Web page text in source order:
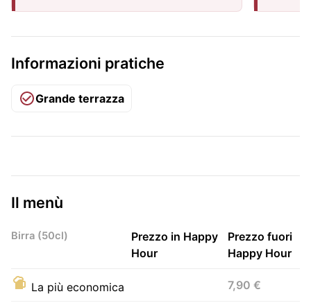
Informazioni pratiche
Grande terrazza
Il menù
Birra (50cl)
Prezzo in Happy
Hour
Prezzo fuori
Happy Hour
La più economica 7,90 €